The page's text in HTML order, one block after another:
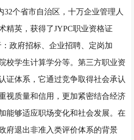
32个省市自治区，十万企业管理人
精英，获得了JYPC职业资格证
政府招标、企业招聘、定岗加
校学生计算学分等。第三方职业资
证体系，它通过竞争取得社会承认
视质量和信用，更加紧密结合经济
能够适应职场变化和社会发展。在
府退出非准入类评价体系的背景